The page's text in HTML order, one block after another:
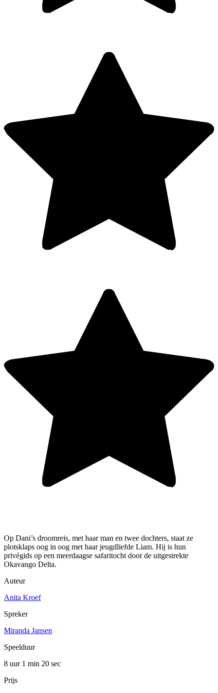
Op Dani’s droomreis, met haar man en twee dochters, staat ze
plotsklaps oog in oog met haar jeugdliefde Liam. Hij is hun
privégids op een meerdaagse safaritocht door de uitgestrekte
Okavango Delta.
Auteur
Anita Kroef
Spreker
Miranda Jansen
Speelduur
8 uur 1 min 20 sec
Prijs